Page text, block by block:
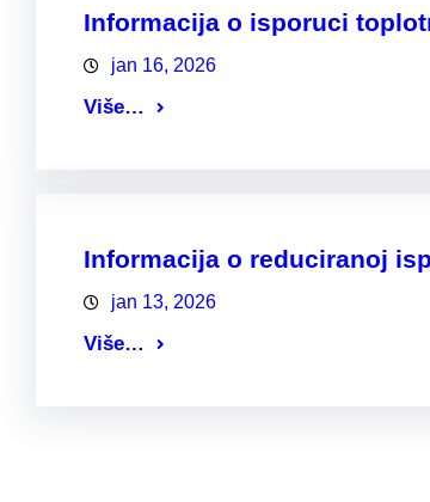
Informacija o isporuci
jan 16, 2026
Više…
Informacija o reduciranoj
jan 13, 2026
Više…